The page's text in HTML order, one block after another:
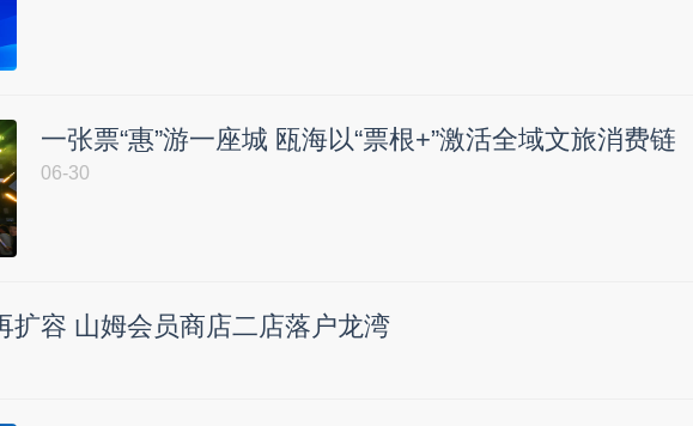
一张票“惠”游一座城 瓯海以“票根+”激活全域文旅消费链
06-30
扩容 山姆会员商店二店落户龙湾